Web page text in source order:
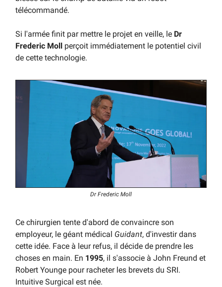
télécommandé.
Si l'armée finit par mettre le projet en veille, le Dr
Frederic Moll perçoit immédiatement le potentiel civil
de cette technologie.
Dr Frederic Moll
Ce chirurgien tente d'abord de convaincre son
employeur, le géant médical Guidant, d'investir dans
cette idée. Face à leur refus, il décide de prendre les
choses en main. En 1995, il s'associe à John Freund et
Robert Younge pour racheter les brevets du SRI.
Intuitive Surgical est née.